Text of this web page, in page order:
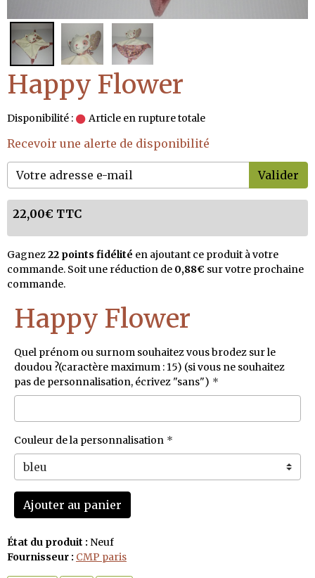
Happy Flower
Disponibilité : Article en rupture totale
Recevoir une alerte de disponibilité
Valider
22,00€ TTC
Gagnez22 points fidélité en ajoutant ce produit à votre
commande. Soit une réduction de 0,88€ sur votre prochaine
commande.
Happy Flower
Quel prénom ou surnom souhaitez vous brodez sur le
doudou ?(caractère maximum : 15) (si vous ne souhaitez
pas de personnalisation, écrivez "sans")
Couleur de la personnalisation
Ajouter au panier
État du produit : Neuf
Fournisseur : CMP paris